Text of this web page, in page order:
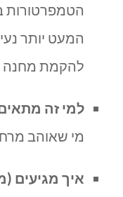
הטמפרטורות
המעט יותר
להקמת מחנה
למי זה
מי שאוהב
איך מגיעים